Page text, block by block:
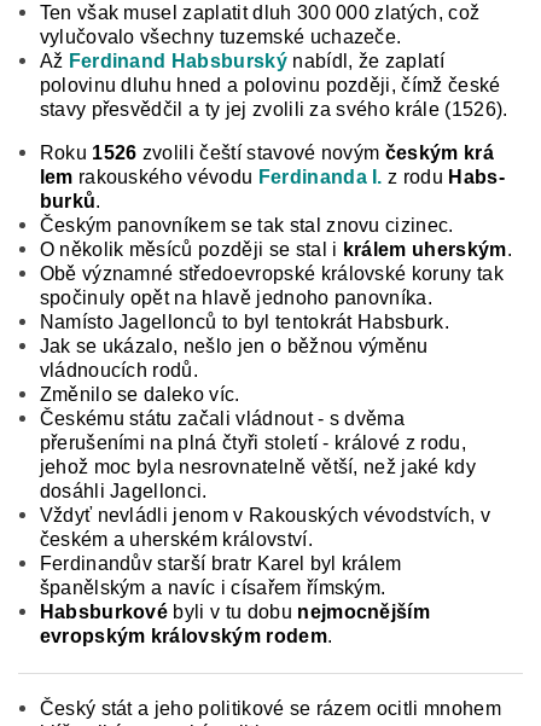
Ten však musel zaplatit dluh 300 000 zlatých, což
vylučovalo všechny tuzemské uchazeče.
Až Ferdinand Habsburskýnabídl, že zaplatí
polovinu dluhu hned a polovinu později, čímž české
stavy přesvědčil a ty jej zvolili za svého krále (1526).
Roku 1526 zvolili čeští stavové novým českým krá­
lem rakouského vévodu Ferdinanda I.z rodu Habs­
burků.
Českým panovníkem se tak stal znovu cizi­nec.
O několik měsíců později se stal i králem uher­ským.
Obě významné středoevropské královské koruny tak
spočinuly opět na hlavě jednoho panov­níka.
Namísto Jagellonců to byl tentokrát Habs­burk.
Jak se ukázalo, nešlo jen o běžnou výměnu
vládnoucích rodů.
Změnilo se daleko víc.
Čes­kému státu začali vládnout - s dvěma
přerušeními na plná čtyři století - králové z rodu,
jehož moc byla nesrovnatelně větší, než jaké kdy
dosáhli Jagellonci.
Vždyť nevládli jenom v Rakouských vévodstvích, v
českém a uherském království.
Ferdi­nandův starší bratr Karel byl králem
španělským a navíc i císařem římským.
Habsburkové byli v tu dobu nejmocnějším
evropským královským rodem.
Český stát a jeho politikové se rázem ocitli mno­hem